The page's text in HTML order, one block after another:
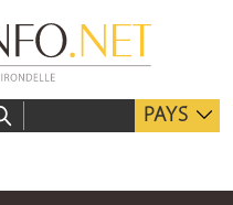
PAYS